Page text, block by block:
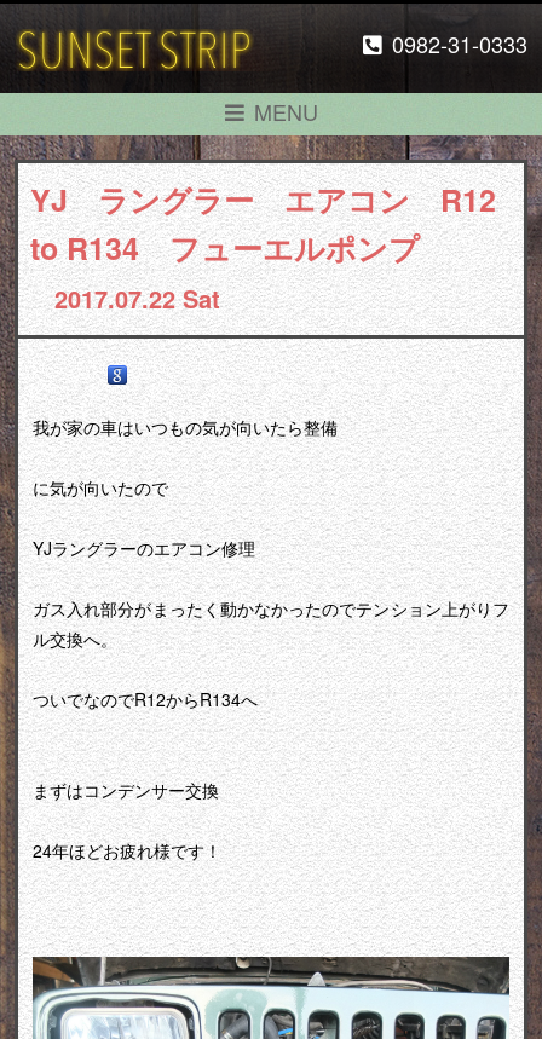
0982-31-0333
MENU
YJ ラングラー エアコン R12
to R134 フューエルポンプ
2017.07.22 Sat
我が家の車はいつもの気が向いたら整備
に気が向いたので
YJラングラーのエアコン修理
ガス入れ部分がまったく動かなかったのでテンション上がりフ
ル交換へ。
ついでなのでR12からR134へ
まずはコンデンサー交換
24年ほどお疲れ様です！